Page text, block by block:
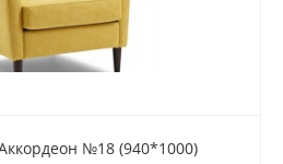
№18 (940*1000)